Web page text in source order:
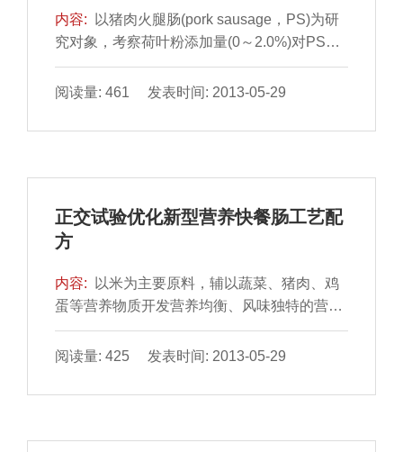
内容:
以猪肉火腿肠(pork sausage，PS)为研
究对象，考察荷叶粉添加量(0～2.0%)对PS持
水性、色泽、质构及感官品质的影响。结果表
明：添加荷叶粉能够显著改善PS的持水能力
水性TWBC值提高)和硬度(P＜0.05)；但会导
于1.0%的荷叶粉，对PS的组织状态、香气、
合分析结果显示，制作PS的
阅读量: 461 发表时间: 2013-05-29
正交试验优化新型营养快餐肠工艺配
方
内容:
以米为主要原料，辅以蔬菜、猪肉、鸡
蛋等营养物质开发营养均衡、风味独特的营养
快餐产品。通过单因素试验，探究米、香菇、
胡萝卜、山药的加量，糯米粳米比及蒸煮时间
量，糯米、粳米的添加比对产品的感官品质影
米比为1.5:1；通过正交试验，借助因子分析和
阅读量: 425 发表时间: 2013-05-29